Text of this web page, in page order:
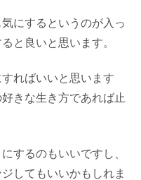
にするというのが入っ
と良いと思います。
ればいいと思います
きな生き方であれば止
するのもいいですし、
してもいいかもしれま